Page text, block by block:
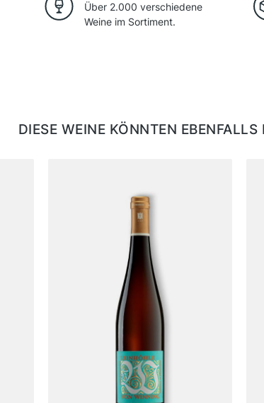
Über 2.000 verschiedene
Weine im Sortiment.
DIESE WEINE KÖNNTEN